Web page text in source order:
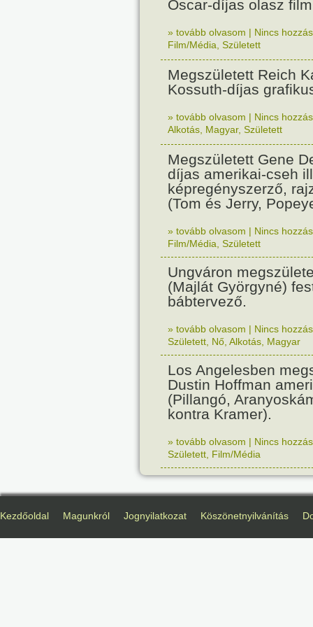
Oscar-díjas olasz
» tovább olvasom | Nincs
Film/Média Született
Megszületett Reich
Kossuth-díjas
» tovább olvasom | Nincs
Alkotás Magyar, Született
Megszületett Gene
díjas amerikai-cseh
képregényszerző,
(Tom és Jerry,
» tovább olvasom | Nincs
Film/Média Született
Ungváron
(Majlát Györgyné)
bábtervező.
» tovább olvasom | Nincs
Született Nő Alkotás Magyar
Los Angelesben
Dustin Hoffman
(Pillangó,
kontra Kramer).
» tovább olvasom | Nincs
Született Film/Média
Kezdőoldal Magunkról Jognyilatkozat Köszönetnyilvánítás